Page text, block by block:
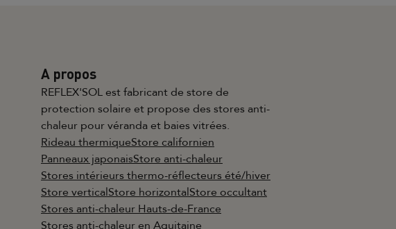
A propos
REFLEX'SOL est fabricant de store de
protection solaire et propose des stores anti-
chaleur pour véranda et baies vitrées.
Rideau thermiqueStore californien
Panneaux japonaisStore anti-chaleur
Stores intérieurs thermo-réflecteurs été/hiver
Store verticalStore horizontalStore occultant
Stores anti-chaleur Hauts-de-France
Stores anti-chaleur en Aquitaine